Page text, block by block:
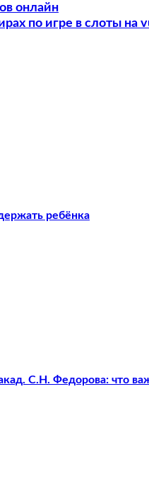
онлайн
по игре в слоты на
ребёнка
С.Н. Федорова: что